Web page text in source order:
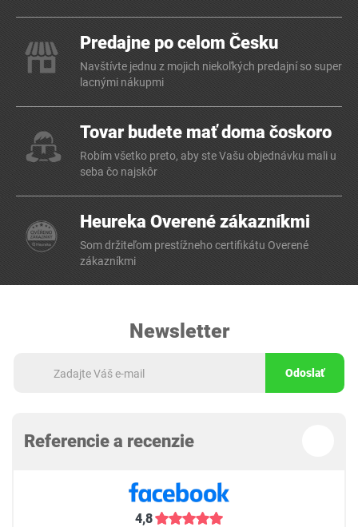
Predajne po celom Česku
Navštívte jednu z mojich niekoľkých predajní so super
lacnými nákupmi
Tovar budete mať doma čoskoro
Robím všetko preto, aby ste Vašu objednávku mali u
seba čo najskôr
Heureka Overené zákazníkmi
Som držiteľom prestížneho certifikátu Overené
zákazníkmi
Newsletter
Odoslať
Referencie a recenzie
4,8